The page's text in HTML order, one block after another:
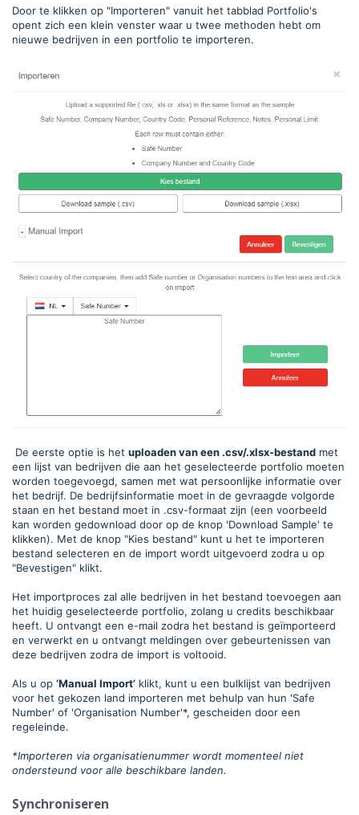
Door te klikken op "Importeren" vanuit het tabblad Portfolio's
opent zich een klein venster waar u twee methoden hebt om
nieuwe bedrijven in een portfolio te importeren.
De eerste optie is het uploaden van een .csv/.xlsx-bestand met
een lijst van bedrijven die aan het geselecteerde portfolio moeten
worden toegevoegd, samen met wat persoonlijke informatie over
het bedrijf. De bedrijfsinformatie moet in de gevraagde volgorde
staan en het bestand moet in .csv-formaat zijn (een voorbeeld
kan worden gedownload door op de knop 'Download Sample' te
klikken). Met de knop "Kies bestand" kunt u het te importeren
bestand selecteren en de import wordt uitgevoerd zodra u op
"Bevestigen" klikt.
Het importproces zal alle bedrijven in het bestand toevoegen aan
het huidig geselecteerde portfolio, zolang u credits beschikbaar
heeft. U ontvangt een e-mail zodra het bestand is geïmporteerd
en verwerkt en u ontvangt meldingen over gebeurtenissen van
deze bedrijven zodra de import is voltooid.
Als u op ‘Manual Import’ klikt, kunt u een bulklijst van bedrijven
voor het gekozen land importeren met behulp van hun 'Safe
Number' of 'Organisation Number'*, gescheiden door een
regeleinde.
*Importeren via organisatienummer wordt momenteel niet
ondersteund voor alle beschikbare landen.
Synchroniseren